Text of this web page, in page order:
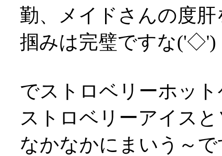
勤、メイドさんの度
掴みは完璧ですな('◇')
でストロベリーホッ
ストロベリーアイス
なかなかにまいう～